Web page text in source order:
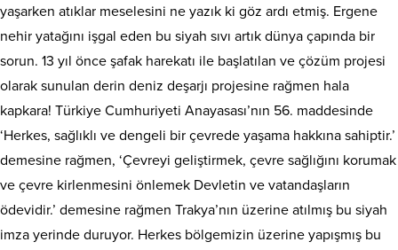
yaşarken atıklar meselesini ne yazık ki göz ardı etmiş. Ergene
nehir yatağını işgal eden bu siyah sıvı artık dünya çapında bir
sorun. 13 yıl önce şafak harekatı ile başlatılan ve çözüm projesi
olarak sunulan derin deniz deşarjı projesine rağmen hala
kapkara! Türkiye Cumhuriyeti Anayasası’nın 56. maddesinde
‘Herkes, sağlıklı ve dengeli bir çevrede yaşama hakkına sahiptir.’
demesine rağmen, ‘Çevreyi geliştirmek, çevre sağlığını korumak
ve çevre kirlenmesini önlemek Devletin ve vatandaşların
ödevidir.’ demesine rağmen Trakya’nın üzerine atılmış bu siyah
imza yerinde duruyor. Herkes bölgemizin üzerine yapışmış bu